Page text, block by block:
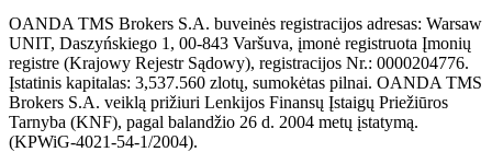
OANDA TMS Brokers S.A. buveinės registracijos adresas: Warsaw
UNIT, Daszyńskiego 1, 00-843 Varšuva, įmonė registruota Įmonių
registre (Krajowy Rejestr Sądowy), registracijos Nr.: 0000204776.
Įstatinis kapitalas: 3,537.560 zlotų, sumokėtas pilnai. OANDA TMS
Brokers S.A. veiklą prižiuri Lenkijos Finansų Įstaigų Priežiūros
Tarnyba (KNF), pagal balandžio 26 d. 2004 metų įstatymą.
(KPWiG-4021-54-1/2004).